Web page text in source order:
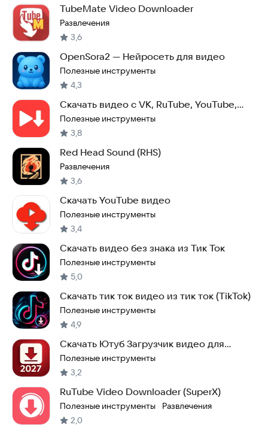
TubeMate Video Downloader
Развлечения
3,6
OpenSora2 — Нейросеть для видео
Полезные инструменты
4,3
Скачать видео с VK, RuTube, YouTube,
TikTok и др.
Полезные инструменты
3,8
Red Head Sound (RHS)
Развлечения
3,6
Скачать YouTube видео
Полезные инструменты
3,4
Скачать видео без знака из Тик Ток
Полезные инструменты
5,0
Скачать тик ток видео из тик ток (TikTok)
Полезные инструменты
4,9
Скачать Ютуб Загрузчик видео для
YouTube, TikTok
Полезные инструменты
3,2
RuTube Video Downloader (SuperX)
Полезные инструменты · Развлечения
2,0